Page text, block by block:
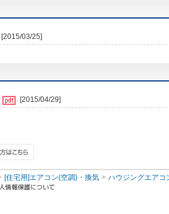
[2015/03/25]
[2015/04/29]
[住宅用]エアコン(空調)・換気 ハウジングエアコ